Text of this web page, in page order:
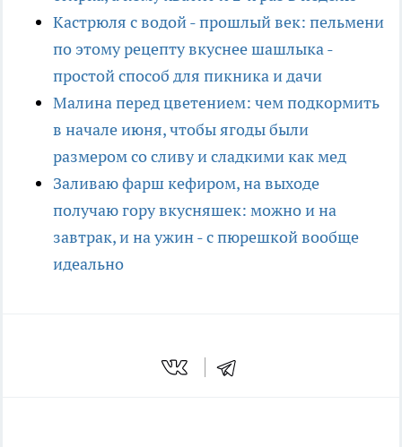
Кастрюля с водой - прошлый век: пельмени
по этому рецепту вкуснее шашлыка -
простой способ для пикника и дачи
Малина перед цветением: чем подкормить
в начале июня, чтобы ягоды были
размером со сливу и сладкими как мед
Заливаю фарш кефиром, на выходе
получаю гору вкусняшек: можно и на
завтрак, и на ужин - с пюрешкой вообще
идеально